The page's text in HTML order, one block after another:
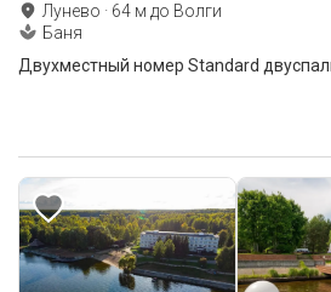
Лунево · 64 м до Волги
Баня
Двухместный номер Standard